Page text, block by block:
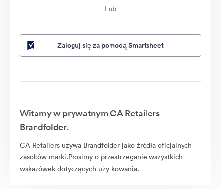
Lub
Zaloguj się za pomocą Smartsheet
Witamy w prywatnym CA Retailers
Brandfolder.
CA Retailers używa Brandfolder jako źródła oficjalnych
zasobów marki.Prosimy o przestrzeganie wszystkich
wskazówek dotyczących użytkowania.